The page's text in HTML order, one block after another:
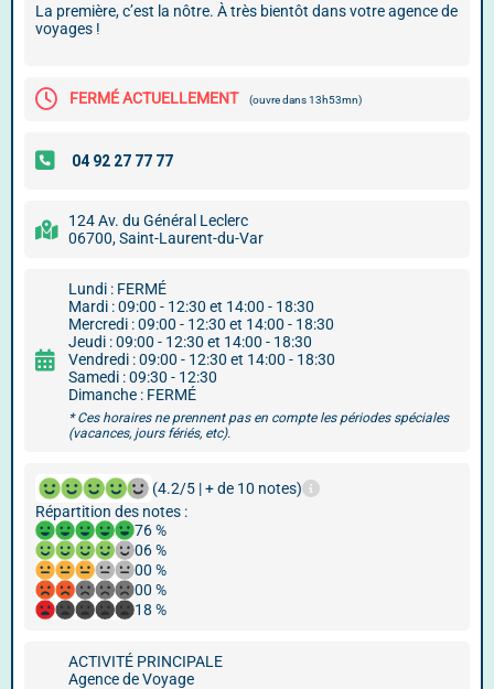
La première, c’est la nôtre. À très bientôt dans votre agence de
voyages !
FERMÉ ACTUELLEMENT (ouvre dans 13h53mn)
124 Av. du Général Leclerc
06700, Saint-Laurent-du-Var
Lundi : FERMÉ
Mardi : 09:00 - 12:30 et 14:00 - 18:30
Mercredi : 09:00 - 12:30 et 14:00 - 18:30
Jeudi : 09:00 - 12:30 et 14:00 - 18:30
Vendredi : 09:00 - 12:30 et 14:00 - 18:30
Samedi : 09:30 - 12:30
Dimanche : FERMÉ
* Ces horaires ne prennent pas en compte les périodes spéciales
(vacances, jours fériés, etc).
(4.2/5 | + de 10 notes)
Répartition des notes :
76 %
06 %
00 %
00 %
18 %
ACTIVITÉ PRINCIPALE
Agence de Voyage